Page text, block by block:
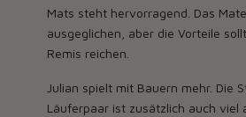
Mats steht hervorragend. Das
ausgeglichen, aber die Vorteile
Remis reichen.
Julian spielt mit Bauern mehr. Die
Läuferpaar ist zusätzlich auch viel